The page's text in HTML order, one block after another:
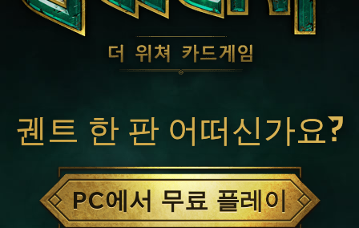
궨트 한 판 어떠신가요?
PC에서 무료 플레이